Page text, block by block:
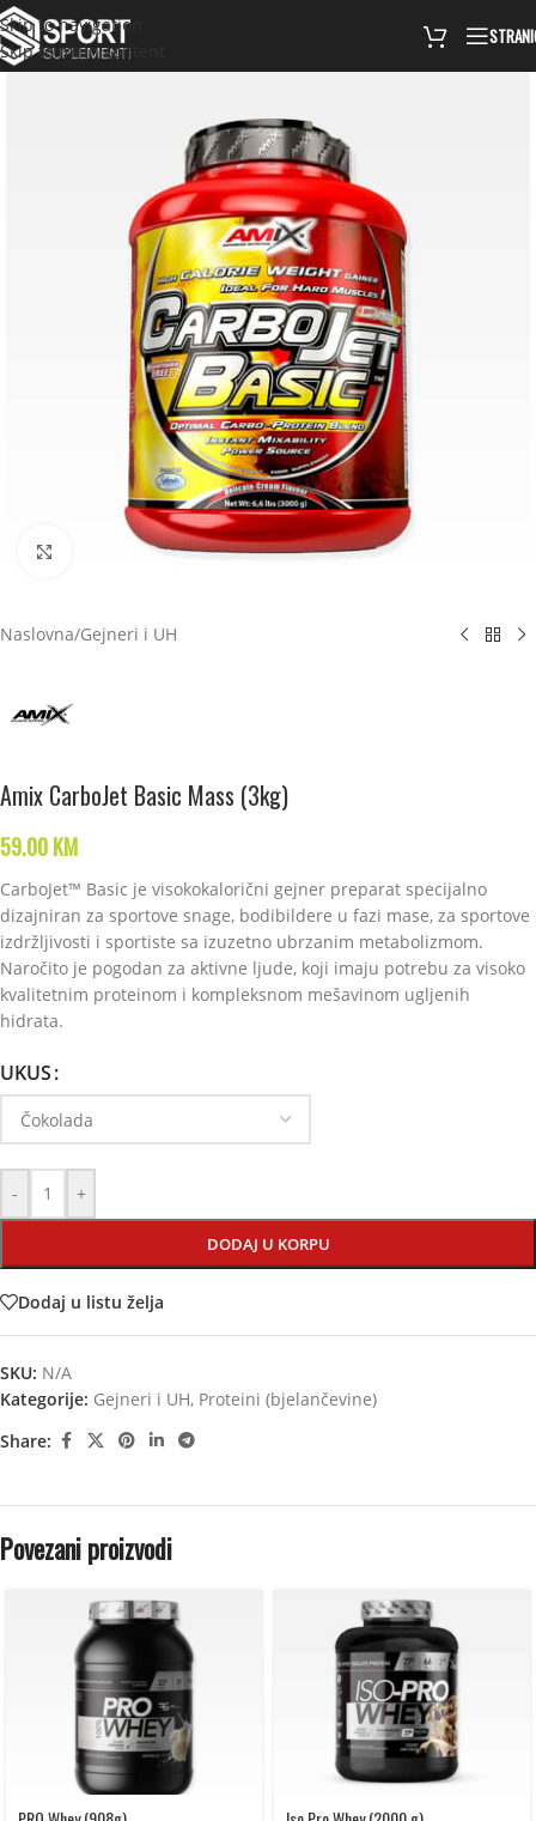
Skip to navigation
Skip to main content
Click to enlarge
Naslovna/Gejneri i UH
Amix CarboJet Basic Mass (3kg)
59.00KM
CarboJet™ Basic je visokokalorični gejner preparat specijalno
dizajniran za sportove snage, bodibildere u fazi mase, za sportove
izdržljivosti i sportiste sa izuzetno ubrzanim metabolizmom.
Naročito je pogodan za aktivne ljude, koji imaju potrebu za visoko
kvalitetnim proteinom i kompleksnom mešavinom ugljenih
hidrata.
UKUS
- +
DODAJ U KORPU
Dodaj u listu želja
SKU: N/A
Kategorije: Gejneri i UH, Proteini (bjelančevine)
Share:
Povezani proizvodi